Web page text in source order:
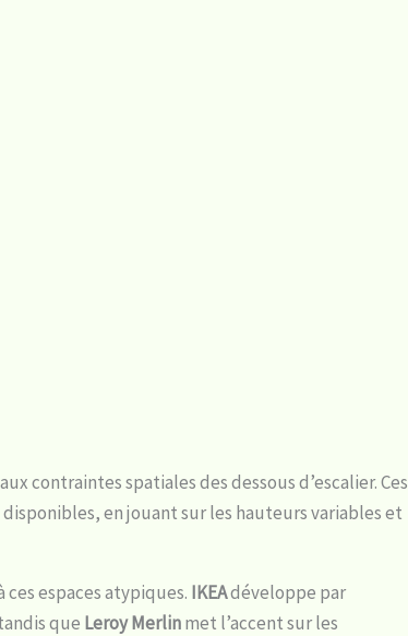
contraintes spatiales des dessous d’escalier. Ces
en jouant sur les hauteurs variables et
espaces atypiques. IKEAdéveloppe par
que Leroy Merlinmet l’accent sur les